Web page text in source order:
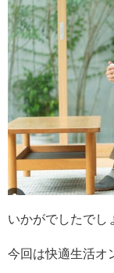
いかがでしたでし
今回は快適生活オ